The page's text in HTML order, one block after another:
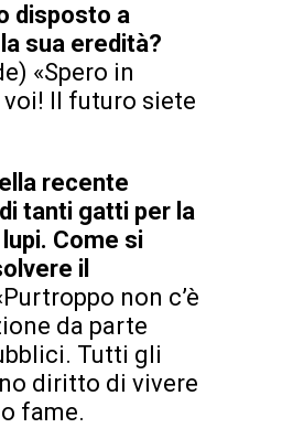
disposto a
sua eredità?
«Spero in
Il futuro siete
recente
tanti gatti per la
Come si
il
non c’è
da parte
Tutti gli
diritto di vivere
fame.